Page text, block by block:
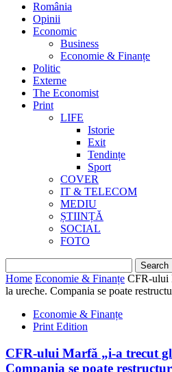
România
Opinii
Economic
Business
Economie & Finanțe
Politic
Externe
The Economist
Print
LIFE
Istorie
Exit
Tendințe
Sport
COVER
IT & TELECOM
MEDIU
ȘTIINȚĂ
SOCIAL
FOTO
Home Economie & Finanțe CFR-ului
la ureche. Compania se poate
Economie & Finanțe
Print Edition
CFR-ului Marfă „i-a trecut
Compania se poate